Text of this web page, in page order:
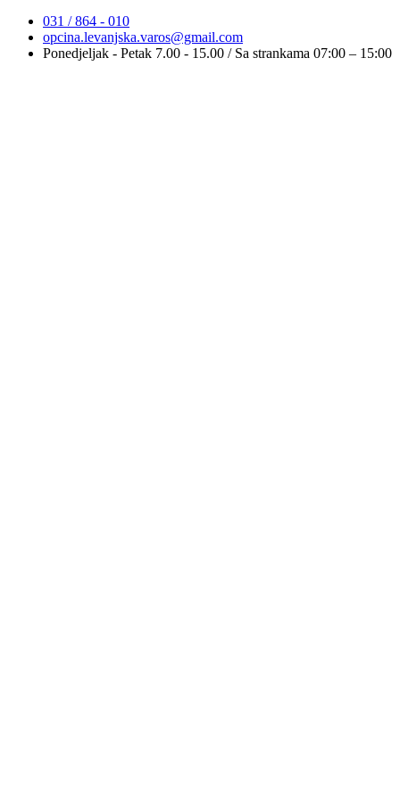
031 / 864 - 010
opcina.levanjska.varos@gmail.com
Ponedjeljak - Petak 7.00 - 15.00 / Sa strankama 07:00 – 15:00